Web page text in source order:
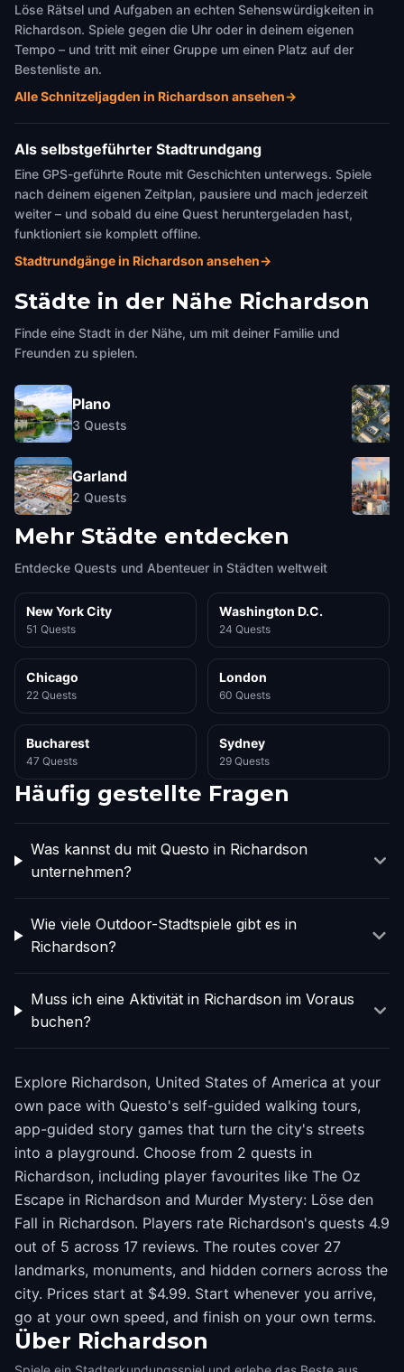
Löse Rätsel und Aufgaben an echten Sehenswürdigkeiten in
Richardson. Spiele gegen die Uhr oder in deinem eigenen
Tempo – und tritt mit einer Gruppe um einen Platz auf der
Bestenliste an.
Alle Schnitzeljagden in Richardson ansehen→
Als selbstgeführter Stadtrundgang
Eine GPS-geführte Route mit Geschichten unterwegs. Spiele
nach deinem eigenen Zeitplan, pausiere und mach jederzeit
weiter – und sobald du eine Quest heruntergeladen hast,
funktioniert sie komplett offline.
Stadtrundgänge in Richardson ansehen→
Städte in der Nähe Richardson
Finde eine Stadt in der Nähe, um mit deiner Familie und
Freunden zu spielen.
Plano
3 Quests
Garland
2 Quests
Mehr Städte entdecken
Entdecke Quests und Abenteuer in Städten weltweit
New York City
51 Quests
Washington D.C.
24 Quests
Chicago
22 Quests
London
60 Quests
Bucharest
47 Quests
Sydney
29 Quests
Häufig gestellte Fragen
Was kannst du mit Questo in Richardson
unternehmen?
Wie viele Outdoor-Stadtspiele gibt es in
Richardson?
Muss ich eine Aktivität in Richardson im Voraus
buchen?
Explore Richardson, United States of America at your
own pace with Questo's self-guided walking tours,
app-guided story games that turn the city's streets
into a playground. Choose from 2 quests in
Richardson, including player favourites like The Oz
Escape in Richardson and Murder Mystery: Löse den
Fall in Richardson. Players rate Richardson's quests 4.9
out of 5 across 17 reviews. The routes cover 27
landmarks, monuments, and hidden corners across the
city. Prices start at $4.99. Start whenever you arrive,
go at your own speed, and finish on your own terms.
Über Richardson